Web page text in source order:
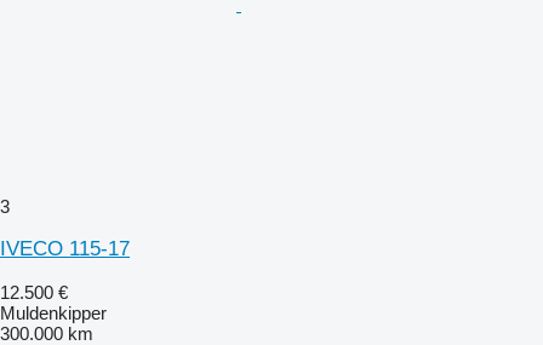
3
IVECO 115-17
12.500 €
Muldenkipper
300.000 km